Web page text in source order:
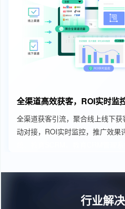
全渠道高效获客，ROI实时监
全渠道获客引流，聚合线上线下
动对接，ROI实时监控，推广效果
行业解